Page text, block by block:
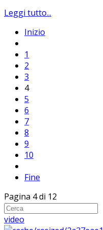
Leggi tutto...
Inizio
1
2
3
4
5
6
7
8
9
10
Fine
Pagina 4 di 12
video